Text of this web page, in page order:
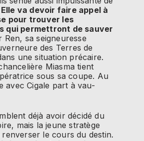
Elle va devoir faire appel à
pour trouver les
qui permettront de sauver
Ren, sa seigneuresse
des Terres de
une situation précaire.
Miasma tient
sous sa coupe. Au
avec Cigale part à vau-
déjà avoir décidé du
mais la jeune stratège
le cours du destin.